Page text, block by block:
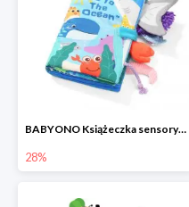
BABYONO Książeczka sensoryczna Go To The Ocean -28%
28%